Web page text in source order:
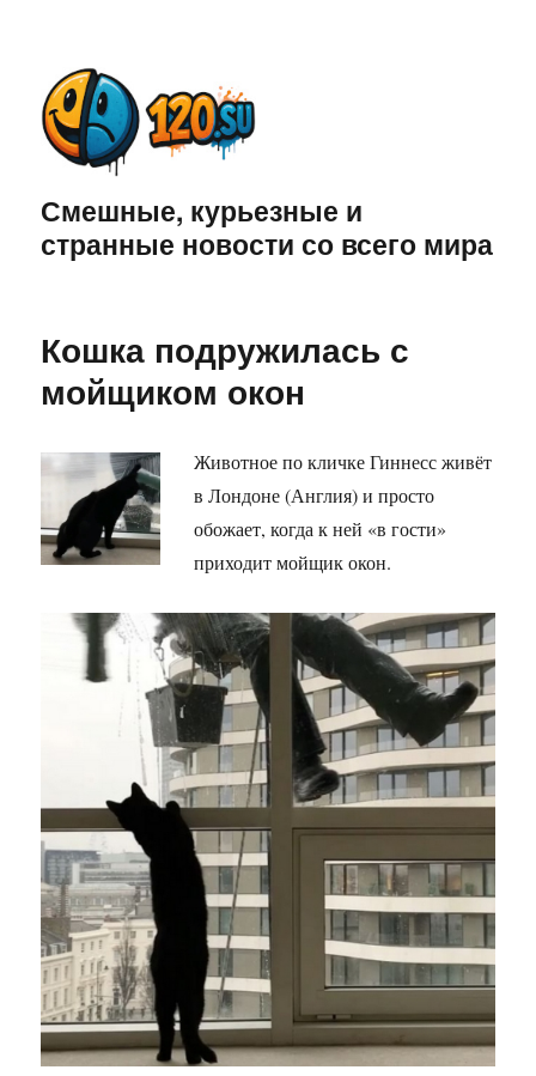
Смешные, курьезные и
странные новости со всего мира
Кошка подружилась с
мойщиком окон
Животное по кличке Гиннесс живёт
в Лондоне (Англия) и просто
обожает, когда к ней «в гости»
приходит мойщик окон.